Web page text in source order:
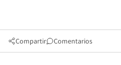
Compartir Comentarios